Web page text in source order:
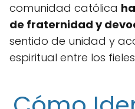
comunidad católica
de fraternidad y
sentido de unidad y
espiritual entre los